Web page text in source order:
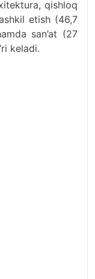
qishloq
etish (46,7
san’at (27
keladi.